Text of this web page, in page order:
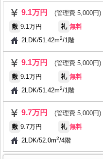
9.1万円
(管理費 5,000円)
敷 9.1万円 礼 無料
2LDK/51.42m2/1階
9.1万円
(管理費 5,000円)
敷 9.1万円 礼 無料
2LDK/51.42m2/1階
9.7万円
(管理費 5,000円)
敷 9.7万円 礼 無料
2LDK/52.0m2/4階